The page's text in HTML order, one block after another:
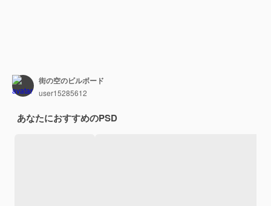
街の空のビルボード
user15285612
あなたにおすすめのPSD